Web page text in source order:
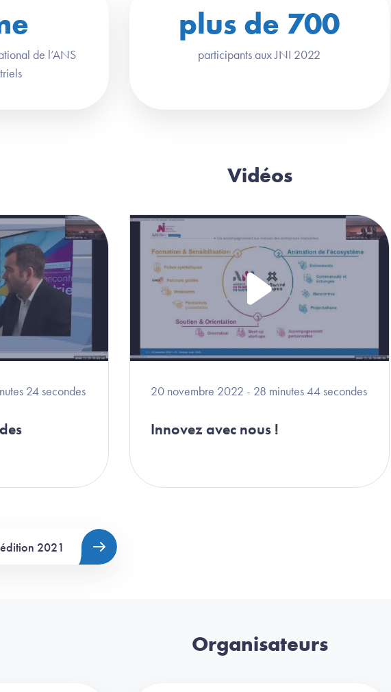
de l’ANS
plus de 700
participants aux JNI 2022
Vidéos
24 secondes 20 novembre 2022 - 28 minutes 44 secondes
Innovez avec nous !
2021
Organisateurs